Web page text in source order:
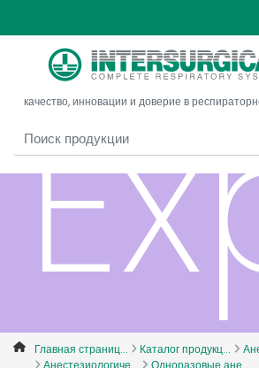
United Kingdom
United States
Belgique, Français
Canada, English
Canada, Français
Denmark
качество, инновации и доверие в
Главная страниц... Каталог продукц...
Анестезиологиче...
Одноразовые ане...